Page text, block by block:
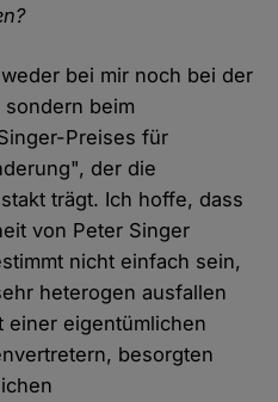
bei mir noch bei der
beim
Preises für
der die
trägt. Ich hoffe, dass
von Peter Singer
nicht einfach sein,
heterogen ausfallen
einer eigentümlichen
besorgten